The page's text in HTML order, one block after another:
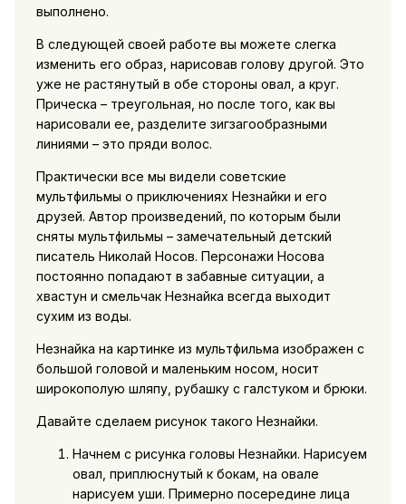
выполнено.
В следующей своей работе вы можете слегка
изменить его образ, нарисовав голову другой. Это
уже не растянутый в обе стороны овал, а круг.
Прическа – треугольная, но после того, как вы
нарисовали ее, разделите зигзагообразными
линиями – это пряди волос.
Практически все мы видели советские
мультфильмы о приключениях Незнайки и его
друзей. Автор произведений, по которым были
сняты мультфильмы – замечательный детский
писатель Николай Носов. Персонажи Носова
постоянно попадают в забавные ситуации, а
хвастун и смельчак Незнайка всегда выходит
сухим из воды.
Незнайка на картинке из мультфильма изображен с
большой головой и маленьким носом, носит
широкополую шляпу, рубашку с галстуком и брюки.
Давайте сделаем рисунок такого Незнайки.
Начнем с рисунка головы Незнайки. Нарисуем
овал, приплюснутый к бокам, на овале
нарисуем уши. Примерно посередине лица